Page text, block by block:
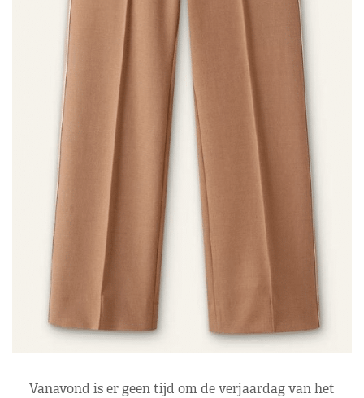
Vanavond is er geen tijd om de verjaardag van het